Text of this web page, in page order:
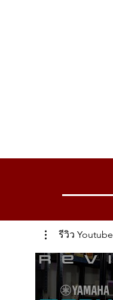
รีวิว Youtube